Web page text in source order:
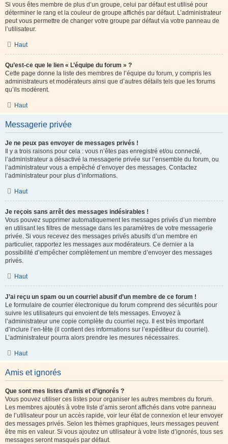
Si vous êtes membre de plus d’un groupe, celui par défaut est utilisé pour
déterminer le rang et la couleur de groupe affichés par défaut. L’administrateur
peut vous permettre de changer votre groupe par défaut via votre panneau de
l’utilisateur.
Haut
Qu’est-ce que le lien « L’équipe du forum » ?
Cette page donne la liste des membres de l’équipe du forum, y compris les
administrateurs et modérateurs ainsi que d’autres détails tels que les forums
qu’ils modèrent.
Haut
Messagerie privée
Je ne peux pas envoyer de messages privés !
Il y a trois raisons pour cela : vous n’êtes pas enregistré et/ou connecté,
l’administrateur a désactivé la messagerie privée sur l’ensemble du forum, ou
l’administrateur vous a empêché d’envoyer des messages. Contactez
l’administrateur pour plus d’informations.
Haut
Je reçois sans arrêt des messages indésirables !
Vous pouvez supprimer automatiquement les messages privés d’un membre
en utilisant les filtres de message dans les paramètres de votre messagerie
privée. Si vous recevez des messages privés abusifs d’un membre en
particulier, rapportez les messages aux modérateurs. Ce dernier a la
possibilité d’empêcher complètement un membre d’envoyer des messages
privés.
Haut
J’ai reçu un spam ou un courriel abusif d’un membre de ce forum !
Le formulaire de courrier électronique du forum comprend des sécurités pour
suivre les utilisateurs qui envoient de tels messages. Envoyez à
l’administrateur une copie complète du courriel reçu. Il est très important
d’inclure l’en-tête (il contient des informations sur l’expéditeur du courriel).
L’administrateur pourra alors prendre les mesures nécessaires.
Haut
Amis et ignorés
Que sont mes listes d’amis et d’ignorés ?
Vous pouvez utiliser ces listes pour organiser les autres membres du forum.
Les membres ajoutés à votre liste d’amis seront affichés dans votre panneau
de l’utilisateur pour un accès rapide, voir leur état de connexion et leur envoyer
des messages privés. Selon les thèmes graphiques, leurs messages peuvent
être mis en valeur. Si vous ajoutez un utilisateur à votre liste d’ignorés, tous ses
messages seront masqués par défaut.